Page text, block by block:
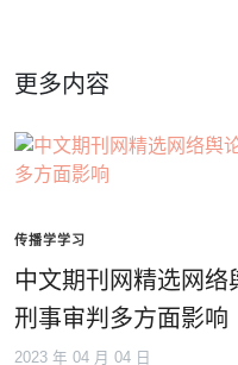
更多内容
传播学学习
中文期刊网精选网
刑事审判多方面影响
2023 年 04 月 04 日